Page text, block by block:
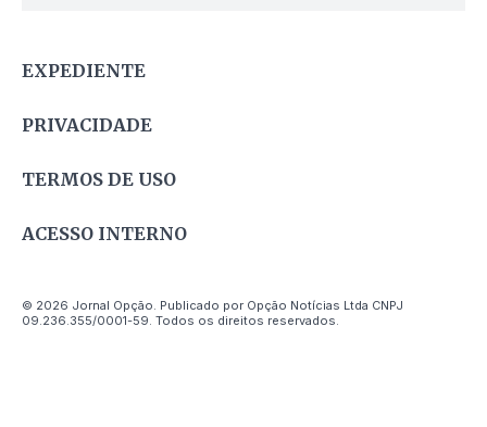
EXPEDIENTE
PRIVACIDADE
TERMOS DE USO
ACESSO INTERNO
© 2026 Jornal Opção. Publicado por Opção Notícias Ltda CNPJ
09.236.355/0001-59. Todos os direitos reservados.